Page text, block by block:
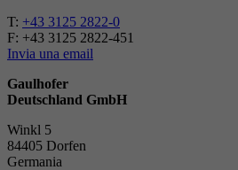
T: +43 3125 2822-0
F: +43 3125 2822-451
Invia una email
Gaulhofer
Deutschland GmbH
Winkl 5
84405 Dorfen
Germania